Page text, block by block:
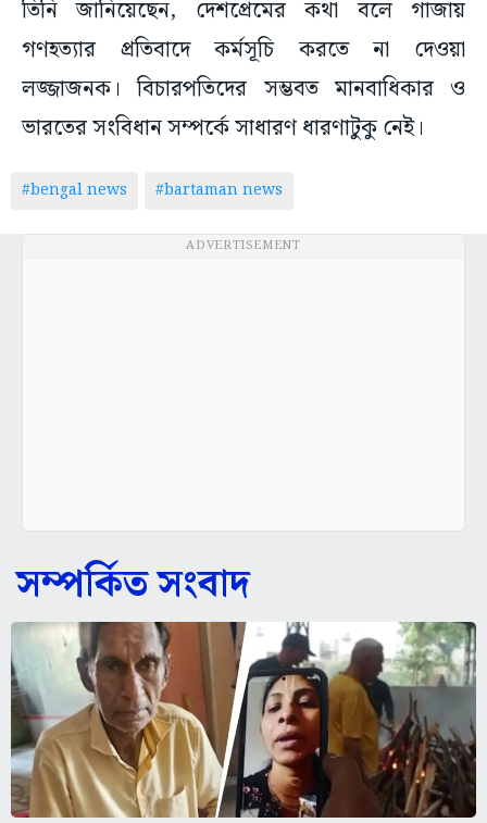
তিনি জানিয়েছেন, দেশপ্রেমের কথা বলে গাজায়
গণহত্যার প্রতিবাদে কর্মসূচি করতে না দেওয়া
লজ্জাজনক। বিচারপতিদের সম্ভবত মানবাধিকার ও
ভারতের সংবিধান সম্পর্কে সাধারণ ধারণাটুকু নেই।
#bengal news #bartaman news
ADVERTISEMENT
সম্পর্কিত সংবাদ